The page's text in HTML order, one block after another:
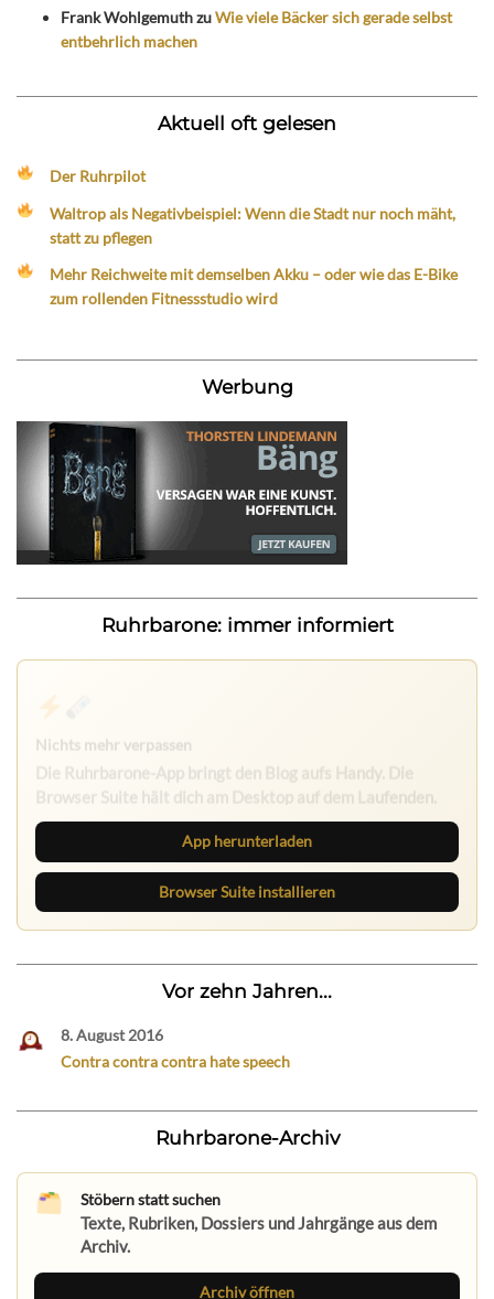
Frank WohlgemuthzuWie viele Bäcker sich gerade selbst
entbehrlich machen
Aktuell oft gelesen
Der Ruhrpilot
Waltrop als Negativbeispiel: Wenn die Stadt nur noch mäht,
statt zu pflegen
Mehr Reichweite mit demselben Akku – oder wie das E-Bike
zum rollenden Fitnessstudio wird
Werbung
Ruhrbarone: immer informiert
Die Ruhrbarone-App bringt den Blog aufs Handy. Die
Browser Suite hält dich am Desktop auf dem Laufenden.
App herunterladen
Browser Suite installieren
Vor zehn Jahren...
8. August 2016
Contra contra contra hate speech
Ruhrbarone-Archiv
Stöbern statt suchen
Texte, Rubriken, Dossiers und Jahrgänge aus dem
Archiv.
Archiv öffnen